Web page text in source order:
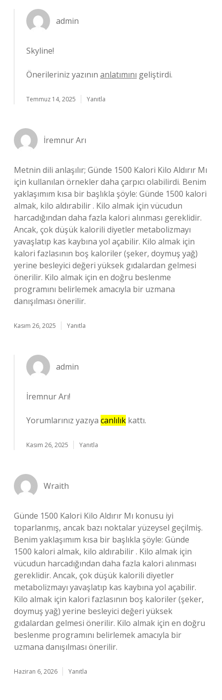
admin
Skyline!
Önerileriniz yazının anlatımını geliştirdi.
Temmuz 14, 2025 Yanıtla
İremnur Arı
Metnin dili anlaşılır; Günde 1500 Kalori Kilo Aldırır Mı
için kullanılan örnekler daha çarpıcı olabilirdi. Benim
yaklaşımım kısa bir başlıkla şöyle: Günde 1500 kalori
almak, kilo aldırabilir . Kilo almak için vücudun
harcadığından daha fazla kalori alınması gereklidir.
Ancak, çok düşük kalorili diyetler metabolizmayı
yavaşlatıp kas kaybına yol açabilir. Kilo almak için
kalori fazlasının boş kaloriler (şeker, doymuş yağ)
yerine besleyici değeri yüksek gıdalardan gelmesi
önerilir. Kilo almak için en doğru beslenme
programını belirlemek amacıyla bir uzmana
danışılması önerilir.
Kasım 26, 2025 Yanıtla
admin
İremnur Arı!
Yorumlarınız yazıya canlılık kattı.
Kasım 26, 2025 Yanıtla
Wraith
Günde 1500 Kalori Kilo Aldırır Mı konusu iyi
toparlanmış, ancak bazı noktalar yüzeysel geçilmiş.
Benim yaklaşımım kısa bir başlıkla şöyle: Günde
1500 kalori almak, kilo aldırabilir . Kilo almak için
vücudun harcadığından daha fazla kalori alınması
gereklidir. Ancak, çok düşük kalorili diyetler
metabolizmayı yavaşlatıp kas kaybına yol açabilir.
Kilo almak için kalori fazlasının boş kaloriler (şeker,
doymuş yağ) yerine besleyici değeri yüksek
gıdalardan gelmesi önerilir. Kilo almak için en doğru
beslenme programını belirlemek amacıyla bir
uzmana danışılması önerilir.
Haziran 6, 2026 Yanıtla